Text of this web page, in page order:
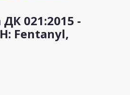
021:2015 -
Fentanyl,